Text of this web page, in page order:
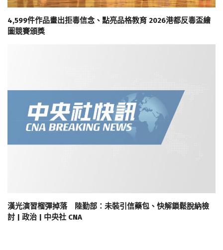
4,599件作品畫出拒毒信念、點亮品格教育 2026港都反毒盃繪
圖競賽頒獎
漢光演習榴彈掉落 陸勤部：未裝引信藥包、快解鎖鬆脫納檢
討 | 政治 | 中央社 CNA